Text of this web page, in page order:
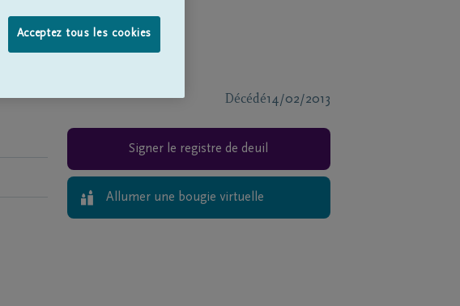
Décédé14/02/2013
Signer le registre de deuil
Allumer une bougie virtuelle
Acceptez tous les cookies